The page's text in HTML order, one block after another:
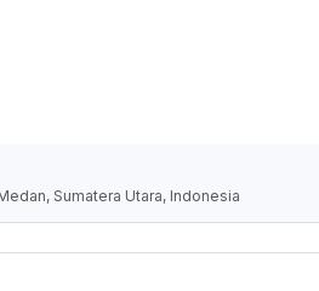
Sumatera Utara, Indonesia